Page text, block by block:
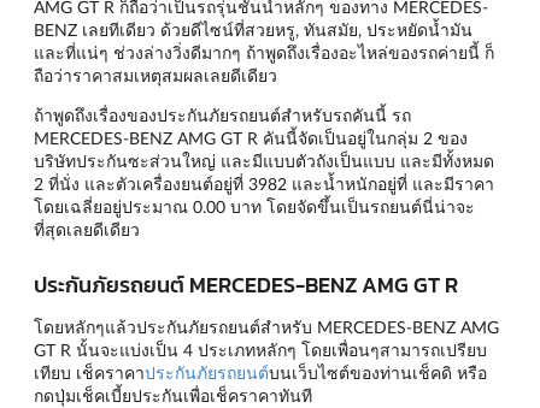
AMG GT R ก็ถือว่าเป็นรถรุ่นชั้นนำหลักๆ ของทาง MERCEDES-
BENZ เลยทีเดียว ด้วยดีไซน์ที่สวยหรู, ทันสมัย, ประหยัดน้ำมัน
และที่แน่ๆ ช่วงล่างวิ่งดีมากๆ ถ้าพูดถึงเรื่องอะไหล่ของรถค่ายนี้ ก็
ถือว่าราคาสมเหตุสมผลเลยดีเดียว
ถ้าพูดถึงเรื่องของประกันภัยรถยนต์สำหรับรถคันนี้ รถ
MERCEDES-BENZ AMG GT R คันนี้จัดเป็นอยู่ในกลุ่ม 2 ของ
บริษัทประกันซะส่วนใหญ่ และมีแบบตัวถังเป็นแบบ และมีทั้งหมด
2 ที่นั่ง และตัวเครื่องยนต์อยู่ที่ 3982 และน้ำหนักอยู่ที่ และมีราคา
โดยเฉลี่ยอยู่ประมาณ 0.00 บาท โดยจัดขึ้นเป็นรถยนต์นี่น่าจะ
ที่สุดเลยดีเดียว
ประกันภัยรถยนต์ MERCEDES-BENZ AMG GT R
โดยหลักๆแล้วประกันภัยรถยนต์สำหรับ MERCEDES-BENZ AMG
GT R นั้นจะแบ่งเป็น 4 ประเภทหลักๆ โดยเพื่อนๆสามารถเปรียบ
เทียบ เช็คราคาประกันภัยรถยนต์บนเว็บไซต์ของท่านเช็คดิ หรือ
กดปุ่มเช็คเบี้ยประกันเพื่อเช็คราคาทันที